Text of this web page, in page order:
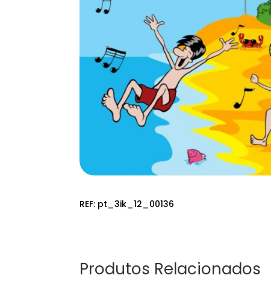
REF: pt_3ik_12_00136
Produtos Relacionados